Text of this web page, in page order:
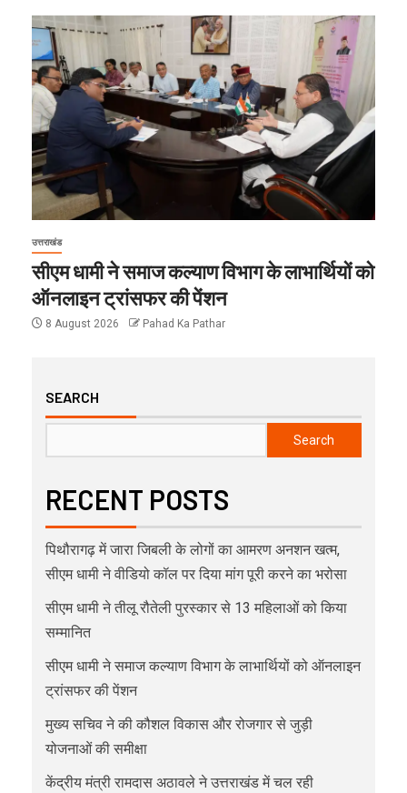
उत्तराखंड
सीएम धामी ने समाज कल्याण विभाग के लाभार्थियों को
ऑनलाइन ट्रांसफर की पेंशन
8 August 2026 Pahad Ka Pathar
SEARCH
Search
RECENT POSTS
पिथौरागढ़ में जारा जिबली के लोगों का आमरण अनशन खत्म,
सीएम धामी ने वीडियो कॉल पर दिया मांग पूरी करने का भरोसा
सीएम धामी ने तीलू रौतेली पुरस्कार से 13 महिलाओं को किया
सम्मानित
सीएम धामी ने समाज कल्याण विभाग के लाभार्थियों को ऑनलाइन
ट्रांसफर की पेंशन
मुख्य सचिव ने की कौशल विकास और रोजगार से जुड़ी
योजनाओं की समीक्षा
केंद्रीय मंत्री रामदास अठावले ने उत्तराखंड में चल रही